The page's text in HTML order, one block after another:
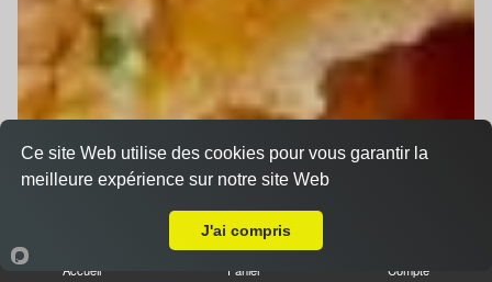
Accueil Panier Compte
Ce site Web utilise des cookies pour vous garantir la
meilleure expérience sur notre site Web
J'ai compris